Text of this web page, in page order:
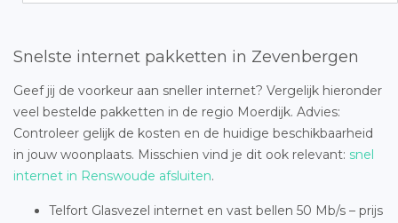
Snelste internet pakketten in Zevenbergen
Geef jij de voorkeur aan sneller internet? Vergelijk hieronder
veel bestelde pakketten in de regio Moerdijk. Advies:
Controleer gelijk de kosten en de huidige beschikbaarheid
in jouw woonplaats. Misschien vind je dit ook relevant: snel
internet in Renswoude afsluiten.
Telfort Glasvezel internet en vast bellen 50 Mb/s – prijs